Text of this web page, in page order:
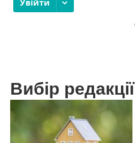
Вибір редакції